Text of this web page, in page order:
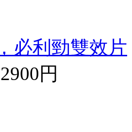
必利勁雙效片
2900円